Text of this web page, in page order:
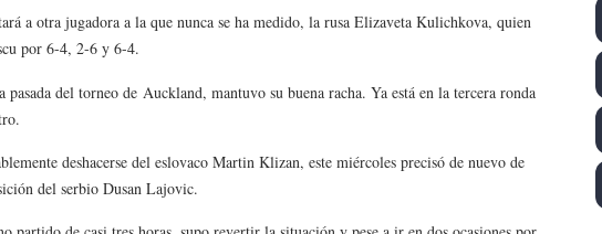
masculino 2026 - Tadej Pogacar entra en el selecto grupo de los
1 2026 - Lando Norris consigue en Hungría su primera victoria
femenina 2026 - Estados Unidos campeón dejando a España a las
Europa de saltos 2026 (París, Francia) - Medalla de bronce para
Europa de natación artística 2026 (París, Francia) - España domina
a otra jugadora a la que nunca se ha medido, la rusa Elizaveta Kulichkova, quien
por 6-4, 2-6 y 6-4.
pasada del torneo de Auckland, mantuvo su buena racha. Ya está en la tercera ronda
deshacerse del eslovaco Martin Klizan, este miércoles precisó de nuevo de
del serbio Dusan Lajovic.